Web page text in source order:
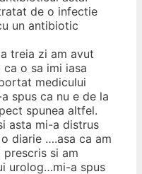
de o infectie
un antibiotic
treia zi am avut
o sa imi iasa
medicului
spus ca nu e de la
spunea altfel.
asta mi-a distrus
diarie ….asa ca am
si am
urolog…mi-a spus